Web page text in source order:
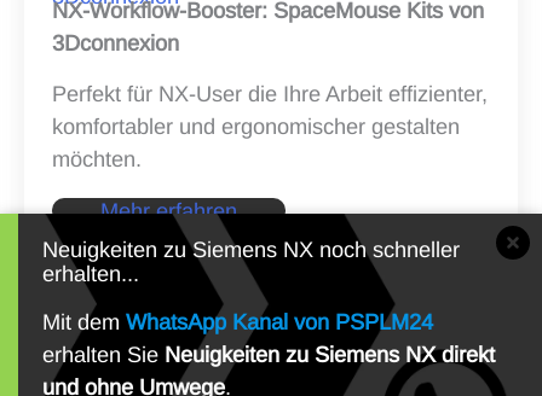
Neuigkeiten zu Siemens NX noch schneller
erhalten...
Mit dem WhatsApp Kanal von PSPLM24
erhalten Sie Neuigkeiten zu Siemens NX direkt
und ohne Umwege.
NX-Workflow-Booster: SpaceMouse Kits von
3Dconnexion
Perfekt für NX-User die Ihre Arbeit effizienter,
komfortabler und ergonomischer gestalten
möchten.
Mehr erfahren